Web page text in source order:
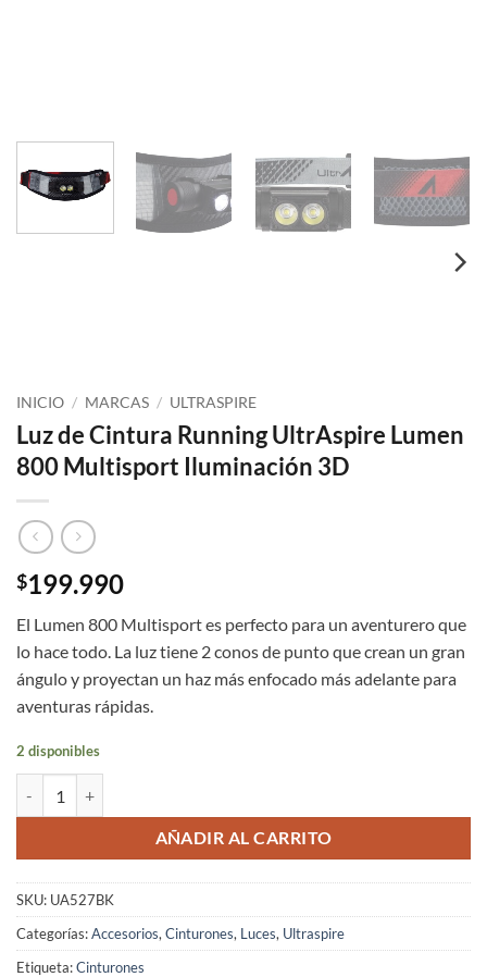
INICIO / MARCAS / ULTRASPIRE
Luz de Cintura Running UltrAspire Lumen
800 Multisport Iluminación 3D
$199.990
El Lumen 800 Multisport es perfecto para un aventurero que
lo hace todo. La luz tiene 2 conos de punto que crean un gran
ángulo y proyectan un haz más enfocado más adelante para
aventuras rápidas.
2 disponibles
AÑADIR AL CARRITO
SKU: UA527BK
Categorías:Accesorios, Cinturones, Luces, Ultraspire
Etiqueta:Cinturones